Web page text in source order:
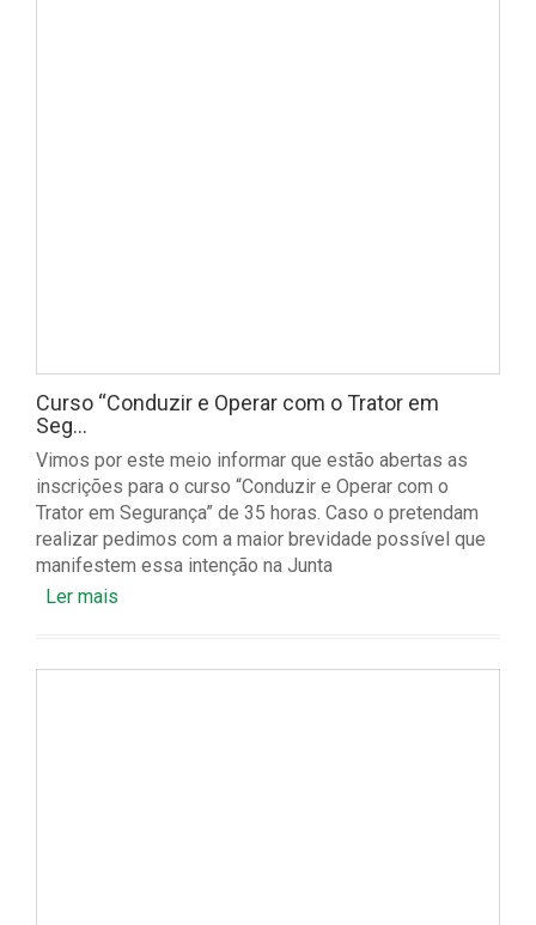
Curso “Conduzir e Operar com o Trator em
Seg...
Vimos por este meio informar que estão abertas as
inscrições para o curso “Conduzir e Operar com o
Trator em Segurança” de 35 horas. Caso o pretendam
realizar pedimos com a maior brevidade possível que
manifestem essa intenção na Junta
Ler mais